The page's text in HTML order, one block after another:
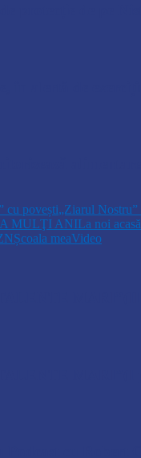
cu povești„Ziarul
MULŢI ANILa noi
Școala meaVideo